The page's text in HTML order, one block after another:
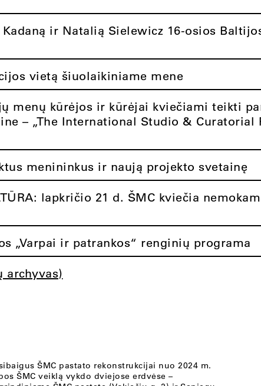
ir Natalią Sielewicz 16-osios
vietą šiuolaikiniame mene
menų kūrėjos ir kūrėjai kviečiami teikti
– „The International Studio & Curatorial
menininkus ir naują projekto svetainę
lapkričio 21 d. ŠMC kviečia
„Varpai ir patrankos“ renginių programa
archyvas)
ŠMC pastato rekonstrukcijai nuo 2024 m.
ŠMC veiklą vykdo dviejose erdvėse –